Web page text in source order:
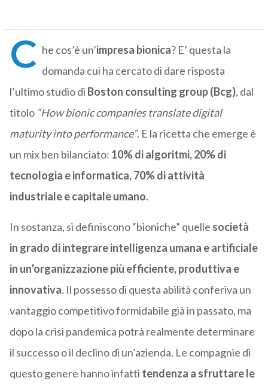
C he cos’è un’impresa bionica? E’ questa la
domanda cui ha cercato di dare risposta
l’ultimo studio di Boston consulting group (Bcg), dal
titolo “How bionic companies translate digital
maturity into performance”. E la ricetta che emerge è
un mix ben bilanciato: 10% di algoritmi, 20% di
tecnologia e informatica, 70% di attività
industriale e capitale umano.
In sostanza, si definiscono “bioniche” quelle società
in grado di integrare intelligenza umana e artificiale
in un’organizzazione più efficiente, produttiva e
innovativa. Il possesso di questa abilità conferiva un
vantaggio competitivo formidabile già in passato, ma
dopo la crisi pandemica potrà realmente determinare
il successo o il declino di un’azienda. Le compagnie di
questo genere hanno infatti tendenza a sfruttare le